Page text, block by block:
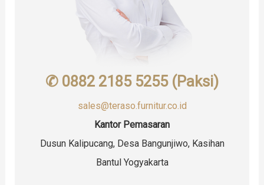
✆ 0882 2185 5255 (Paksi)
sales@teraso.furnitur.co.id
Kantor Pemasaran
Dusun Kalipucang, Desa Bangunjiwo, Kasihan
Bantul Yogyakarta